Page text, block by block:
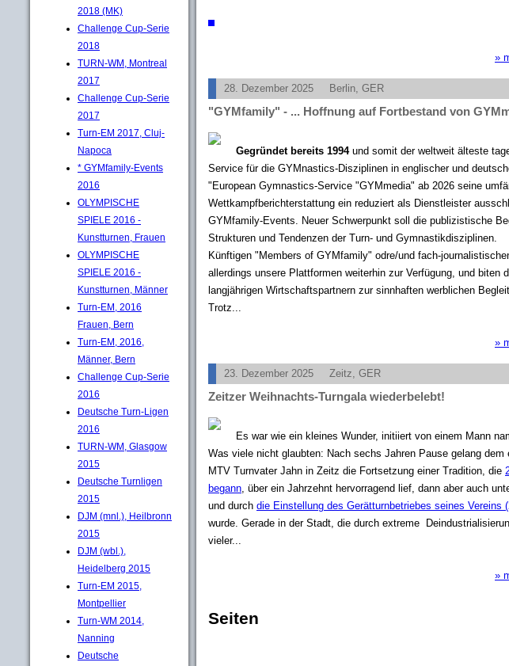
2018 (MK)
Challenge Cup-Serie
2018
TURN-WM, Montreal
2017
Challenge Cup-Serie
2017
Turn-EM 2017, Cluj-
Napoca
* GYMfamily-Events
2016
OLYMPISCHE
SPIELE 2016 -
Kunstturnen, Frauen
OLYMPISCHE
SPIELE 2016 -
Kunstturnen, Männer
Turn-EM, 2016
Frauen, Bern
Turn-EM, 2016,
Männer, Bern
Challenge Cup-Serie
2016
Deutsche Turn-Ligen
2016
TURN-WM, Glasgow
2015
Deutsche Turnligen
2015
DJM (mnl.), Heilbronn
2015
DJM (wbl.),
Heidelberg 2015
Turn-EM 2015,
Montpellier
Turn-WM 2014,
Nanning
Deutsche
»
28. Dezember 2025 Berlin, GER
"GYMfamily" - ... Hoffnung auf Fortbestand von
Gegründet bereits 1994und somit der weltweit älteste
Service für die GYMnastics-Disziplinen in englischer und
"European Gymnastics-Service "GYMmedia" ab 2026 seine
Wettkampfberichterstattung ein reduziert als Dienstleister
GYMfamily-Events. Neuer Schwerpunkt soll die publizistische
Strukturen und Tendenzen der Turn- und Gymnastikdisziplinen.
Künftigen "Members of GYMfamily" odre/und fach-
allerdings unsere Plattformen weiterhin zur Verfügung, und biten
langjährigen Wirtschaftspartnern zur sinnhaften werblichen
Trotz...
»
23. Dezember 2025 Zeitz, GER
Zeitzer Weihnachts-Turngala wiederbelebt!
Es war wie ein kleines Wunder, initiiert von einem Mann
Was viele nicht glaubten: Nach sechs Jahren Pause gelang dem
MTV Turnvater Jahn in Zeitz die Fortsetzung einer Tradition, die
begann , über ein Jahrzehnt hervorragend lief, dann aber auch
und durch die Einstellung des Gerätturnbetriebes seines Vereins
wurde. Gerade in der Stadt, die durch extreme
vieler...
»
Seiten